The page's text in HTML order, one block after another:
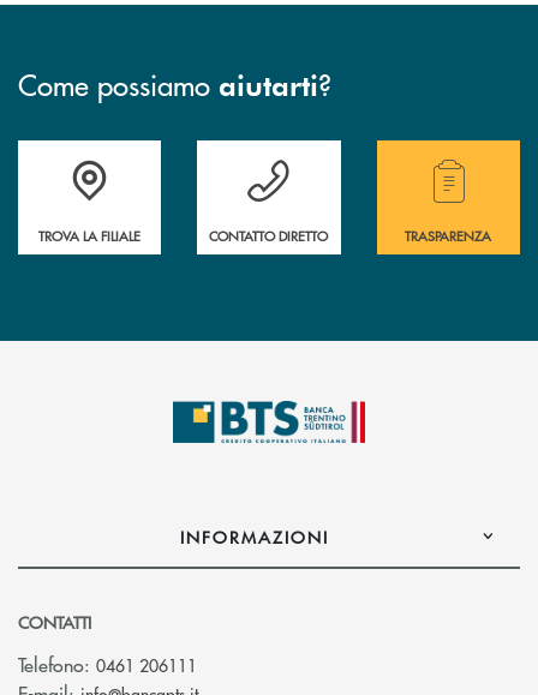
Come possiamo aiutarti?
Accedi all' elenco completo delle filiali.
TROVA LA FILIALE
Hai bisogno di assistenza immediata?
CONTATTO DIRETTO
Hai bisogno di
TRASPARENZA
INFORMAZIONI
CONTATTI
Telefono: 0461 206111